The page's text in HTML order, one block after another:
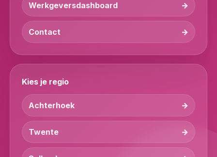
Werkgeversdashboard
Contact
Kies je regio
Achterhoek
Twente